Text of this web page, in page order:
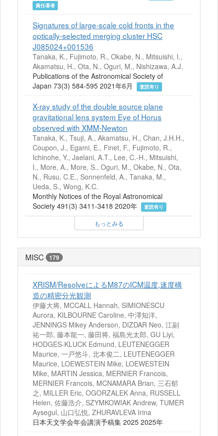
責任著者
Signatures of large-scale cold fronts in the
optically-selected merging cluster HSC
J085024+001536
Tanaka, K., Fujimoto, R., Okabe, N., Mitsuishi, I.,
Akamatsu, H., Ota, N., Oguri, M., Nishizawa, A.J.
Publications of the Astronomical Society of
Japan 73(3) 584-595 2021年6月
査読有り
X-ray study of the double source plane
gravitational lens system Eye of Horus
observed with XMM-Newton
Tanaka, K., Tsuji, A., Akamatsu, H., Chan, J.H.H.,
Coupon, J., Egami, E., Finet, F., Fujimoto, R.,
Ichinohe, Y., Jaelani, A.T., Lee, C.-H., Mitsuishi,
I., More, A., More, S., Oguri, M., Okabe, N., Ota,
N., Rusu, C.E., Sonnenfeld, A., Tanaka, M.,
Ueda, S., Wong, K.C.
Monthly Notices of the Royal Astronomical
Society 491(3) 3411-3418 2020年
査読有り
もっとみる
MISC 179
XRISM/ResolveによるM87のICM温度,速度構
造の精密分光観測
伊藤大将, MCCALL Hannah, SIMIONESCU
Aurora, KILBOURNE Caroline, 中澤知洋,
JENNINGS Mikey Anderson, DIZDAR Neo, 江副
祐一郎, 藤本龍一, 藤田将, 福島光太郎, GU Liyi,
HODGES-KLUCK Edmund, LEUTENEGGER
Maurice, 一戸悠斗, 北本俊二, LEUTENEGGER
Maurice, LOEWESTEIN Mike, LOEWESTEIN
Mike, MARTIN Jessica, MERNIER Francois,
MERNIER Francois, MCNAMARA Brian, 三石郁
之, MILLER Eric, OGORZALEK Anna, RUSSELL
Helen, 佐藤浩介, SZYMKOWIAK Andrew, TUMER
Aysegul, 山口弘悦, ZHURAVLEVA Irina
日本天文学会年会講演予稿集 2025 2025年